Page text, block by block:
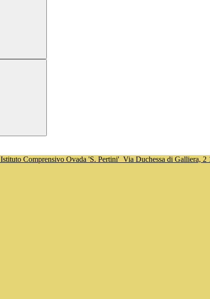
Istituto Comprensivo Ovada 'S. Pertini' Via Duchessa di Galliera,